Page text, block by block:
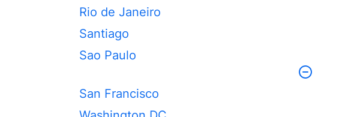
Rio de Janeiro
Santiago
Sao Paulo
San Francisco